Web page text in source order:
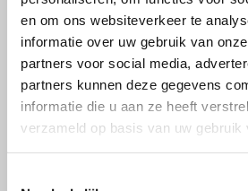
en om ons websiteverkeer te
informatie over uw gebruik van
partners voor social media,
partners kunnen deze gegevens
informatie die u aan ze heeft
verzameld op basis van uw gebruik